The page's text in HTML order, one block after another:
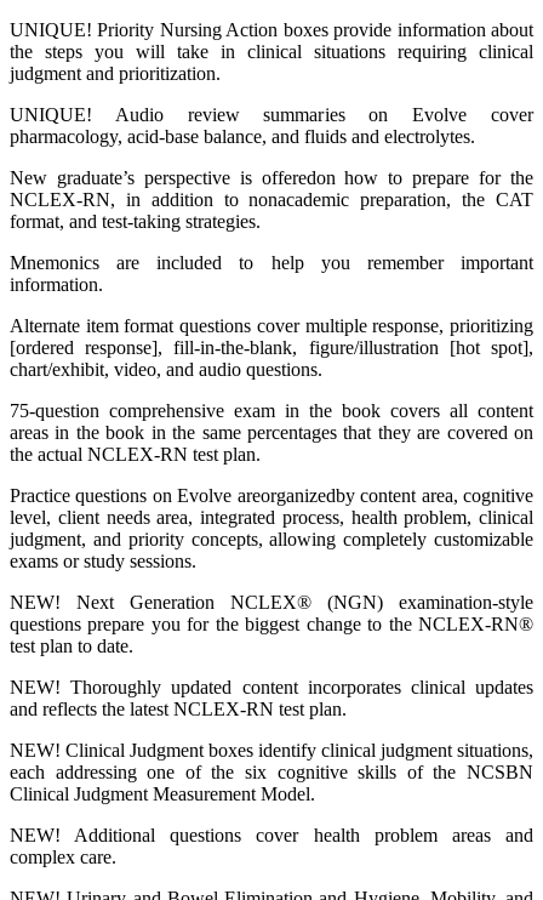
UNIQUE! Priority Nursing Action boxes provide information about
the steps you will take in clinical situations requiring clinical
judgment and prioritization.
UNIQUE! Audio review summaries on Evolve cover
pharmacology, acid-base balance, and fluids and electrolytes.
New graduate’s perspective is offeredon how to prepare for the
NCLEX-RN, in addition to nonacademic preparation, the CAT
format, and test-taking strategies.
Mnemonics are included to help you remember important
information.
Alternate item format questions cover multiple response, prioritizing
[ordered response], fill-in-the-blank, figure/illustration [hot spot],
chart/exhibit, video, and audio questions.
75-question comprehensive exam in the book covers all content
areas in the book in the same percentages that they are covered on
the actual NCLEX-RN test plan.
Practice questions on Evolve areorganizedby content area, cognitive
level, client needs area, integrated process, health problem, clinical
judgment, and priority concepts, allowing completely customizable
exams or study sessions.
NEW! Next Generation NCLEX® (NGN) examination-style
questions prepare you for the biggest change to the NCLEX-RN®
test plan to date.
NEW! Thoroughly updated content incorporates clinical updates
and reflects the latest NCLEX-RN test plan.
NEW! Clinical Judgment boxes identify clinical judgment situations,
each addressing one of the six cognitive skills of the NCSBN
Clinical Judgment Measurement Model.
NEW! Additional questions cover health problem areas and
complex care.